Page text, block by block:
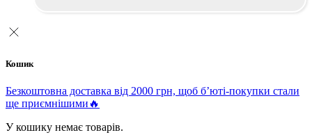
Кошик
Безкоштовна доставка від 2000 грн, щоб б’юті-покупки стали
ще приємнішими🔥
У кошику немає товарів.